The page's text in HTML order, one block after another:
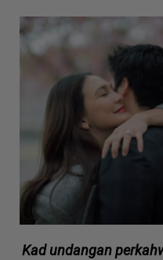
Kad undangan